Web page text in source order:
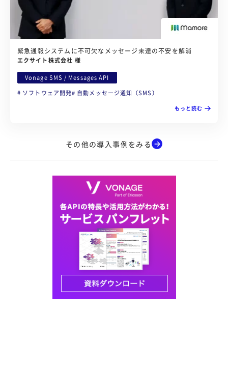
緊急通報システムに不可欠なメッセージ未達の不安を解消
エクサイト株式会社 様
Vonage SMS / Messages API
ソフトウェア開発
自動メッセージ通知（SMS）
もっと読む
その他の導入事例をみる